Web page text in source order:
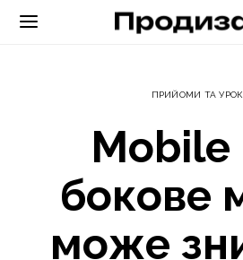
ПРИЙОМИ ТА
Mobile
бокове
може